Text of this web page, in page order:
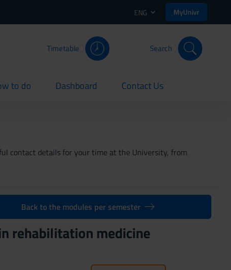
ENG MyUnivr
Timetable Search
to do Dashboard
current Contact Us
current
contact details for your time at the University, from
Back to the modules per semester
rehabilitation medicine